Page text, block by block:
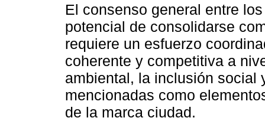
El consenso general entre
potencial de consolidarse
requiere un esfuerzo
coherente y competitiva a
ambiental, la inclusión social
mencionadas como
de la marca ciudad.